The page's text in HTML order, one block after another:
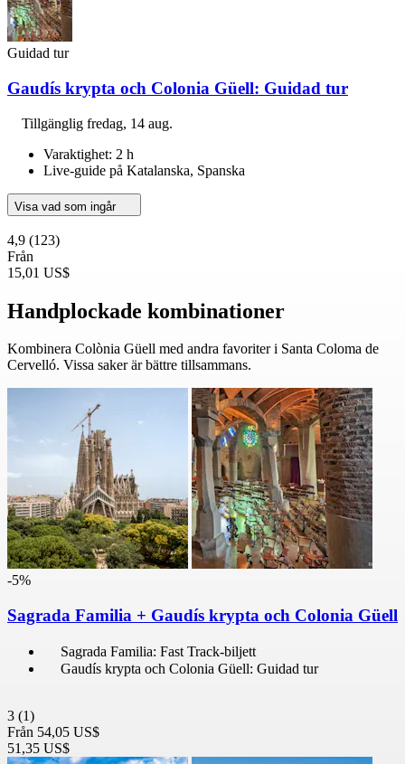
Guidad tur
Gaudís krypta och Colonia Güell: Guidad tur
Tillgänglig fredag, 14 aug.
Varaktighet: 2 h
Live-guide på Katalanska, Spanska
Visa vad som ingår
4,9 (123)
Från
15,01 US$
Handplockade kombinationer
Kombinera Colònia Güell med andra favoriter i Santa Coloma de
Cervelló. Vissa saker är bättre tillsammans.
-5%
Sagrada Familia + Gaudís krypta och Colonia Güell
Sagrada Familia: Fast Track-biljett
Gaudís krypta och Colonia Güell: Guidad tur
3 (1)
Från 54,05 US$
51,35 US$